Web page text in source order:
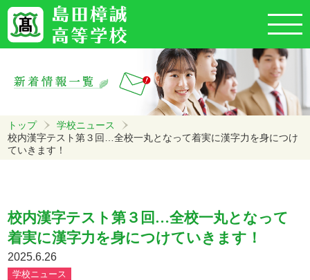
トップ
学校ニュース
校内漢字テスト第３回…全校一丸となって着実に漢字力を身につけ
ていきます！
校内漢字テスト第３回…全校一丸となって
着実に漢字力を身につけていきます！
2025.6.26
学校ニュース